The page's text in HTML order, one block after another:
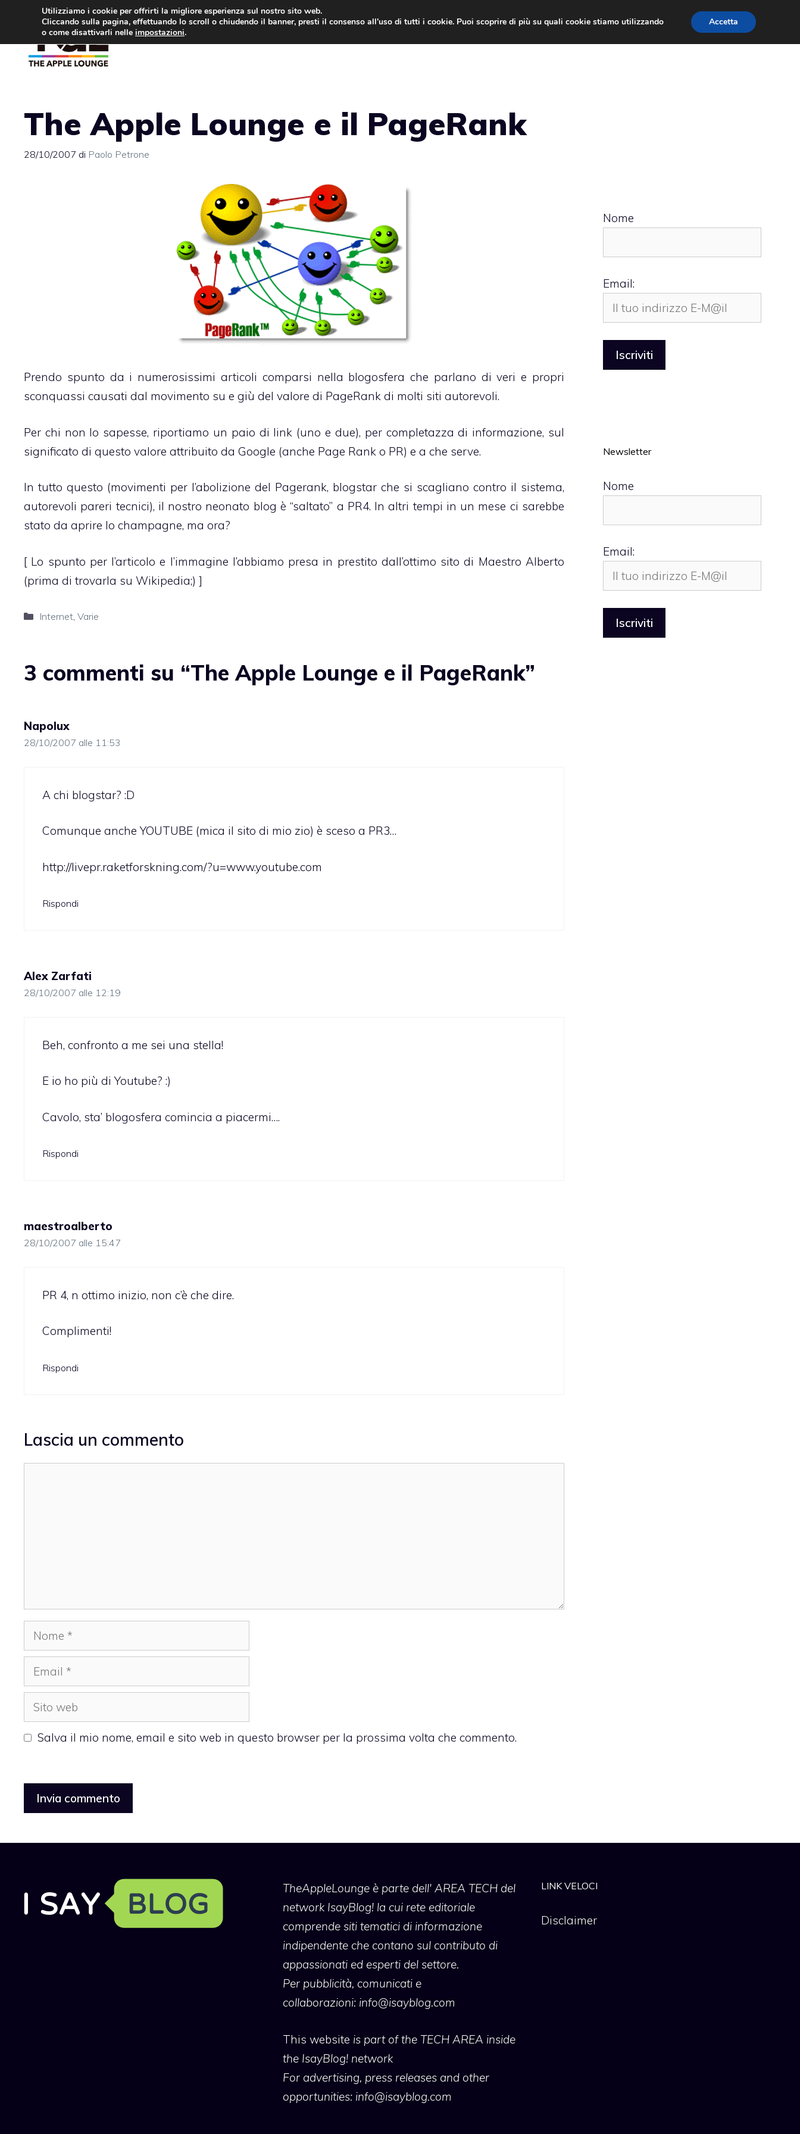
contenuto
The Apple Lounge e il PageRank
28/10/2007 di Paolo Petrone
Prendo spunto da i numerosissimi articoli comparsi nella blogosfera che parlano di veri e propri
sconquassi causati dal movimento su e giù del valore di PageRank di molti siti autorevoli.
Per chi non lo sapesse, riportiamo un paio di link (uno e due), per completazza di informazione, sul
significato di questo valore attribuito da Google (anche Page Rank o PR) e a che serve.
In tutto questo (movimenti per l’abolizione del Pagerank, blogstar che si scagliano contro il sistema,
autorevoli pareri tecnici), il nostro neonato blog è “saltato” a PR4. In altri tempi in un mese ci sarebbe
stato da aprire lo champagne, ma ora?
[ Lo spunto per l’articolo e l’immagine l’abbiamo presa in prestito dall’ottimo sito di Maestro Alberto
(prima di trovarla su Wikipedia;) ]
Categorie
Internet, Varie
3 commenti su “The Apple Lounge e il PageRank”
Napolux
28/10/2007 alle 11:53
A chi blogstar? :D
Comunque anche YOUTUBE (mica il sito di mio zio) è sceso a PR3…
http://livepr.raketforskning.com/?u=www.youtube.com
Rispondi
Alex Zarfati
28/10/2007 alle 12:19
Beh, confronto a me sei una stella!
E io ho più di Youtube? :)
Cavolo, sta’ blogosfera comincia a piacermi….
Rispondi
maestroalberto
28/10/2007 alle 15:47
PR 4, n ottimo inizio, non c’è che dire.
Complimenti!
Rispondi
Lascia un commento
Nome
Email
Sito
web
Salva il mio nome, email e sito web in questo browser per la prossima volta che commento.
Nome
Email:
Newsletter
Nome
Email:
TheAppleLoungeè parte dell' AREA TECH del
network IsayBlog! la cui rete editoriale
comprende siti tematici di informazione
indipendente che contano sul contributo di
appassionati ed esperti del settore.
Per pubblicità, comunicati e
collaborazioni: info@isayblog.com
This website is part of the TECH AREA inside
the IsayBlog! network
For advertising, press releases and other
opportunities: info@isayblog.com
LINK VELOCI
Disclaimer
Utilizziamo i cookie per offrirti la migliore esperienza sul nostro sito web.
Cliccando sulla pagina, effettuando lo scroll o chiudendo il banner, presti il consenso all’uso di tutti i cookie. Puoi scoprire di più su quali cookie stiamo utilizzando
o come disattivarli nelle impostazioni.
Accetta